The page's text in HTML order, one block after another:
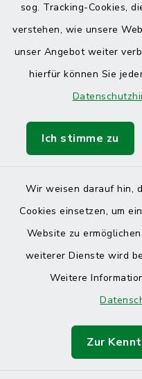
sog. Tracking-Cookies,
verstehen, wie unsere
unser Angebot weiter
hierfür können Sie
Ich stimme zu
Wir weisen darauf hin,
Cookies einsetzen, um
Website zu
weiterer Dienste wird
Weitere
Zur
Cookie-